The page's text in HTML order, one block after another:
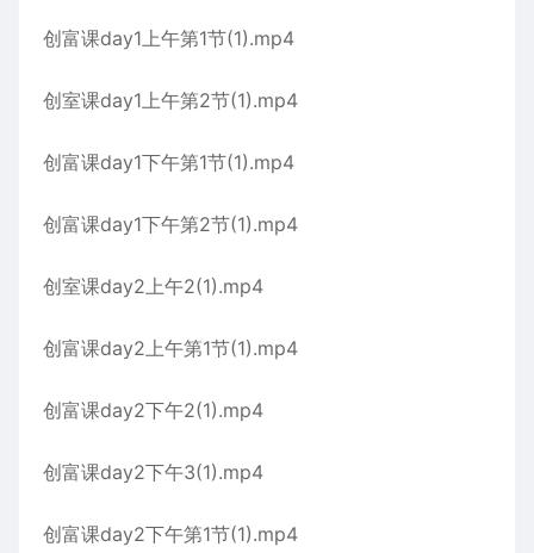
创富课day1上午第1节(1).mp4
创室课day1上午第2节(1).mp4
创富课day1下午第1节(1).mp4
创富课day1下午第2节(1).mp4
创室课day2上午2(1).mp4
创富课day2上午第1节(1).mp4
创富课day2下午2(1).mp4
创富课day2下午3(1).mp4
创富课day2下午第1节(1).mp4